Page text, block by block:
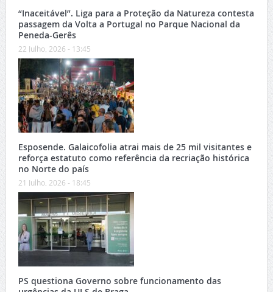
“Inaceitável”. Liga para a Proteção da Natureza contesta
passagem da Volta a Portugal no Parque Nacional da
Peneda-Gerês
22 Julho, 2026 - 13:45
Esposende. Galaicofolia atrai mais de 25 mil visitantes e
reforça estatuto como referência da recriação histórica
no Norte do país
21 Julho, 2026 - 18:45
PS questiona Governo sobre funcionamento das